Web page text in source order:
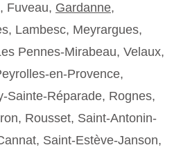
, Fuveau, Gardanne,
Lambesc, Meyrargues,
Pennes-Mirabeau, Velaux,
en-Provence,
Sainte-Réparade, Rognes,
Rousset, Saint-Antonin-
Saint-Estève-Janson,